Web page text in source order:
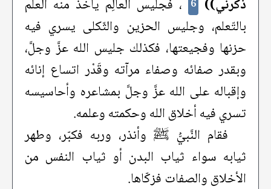
ذكرني)) 6 ، فجليس العالِم يأخذ منه العلم
بالتّعلم، وجليس الحزين والثّكلى يسري فيه
حزنها وفجيعتها، فكذلك جليس الله عزَّ وجلَّ،
وبقدر صفائه وصفاء مرآته وقَدْر اتساع إنائه
وإقباله على الله عزَّ وجلَّ بمشاعره وأحاسيسه
تسري فيه أخلاق الله وحكمته وعلمه.
فقام النَّبيُّ ﷺ وأنذر، وربه فكبّر، وطهر
ثيابه سواء ثياب البدن أو ثياب النفس من
الأخلاق والصفات فزكّاها.